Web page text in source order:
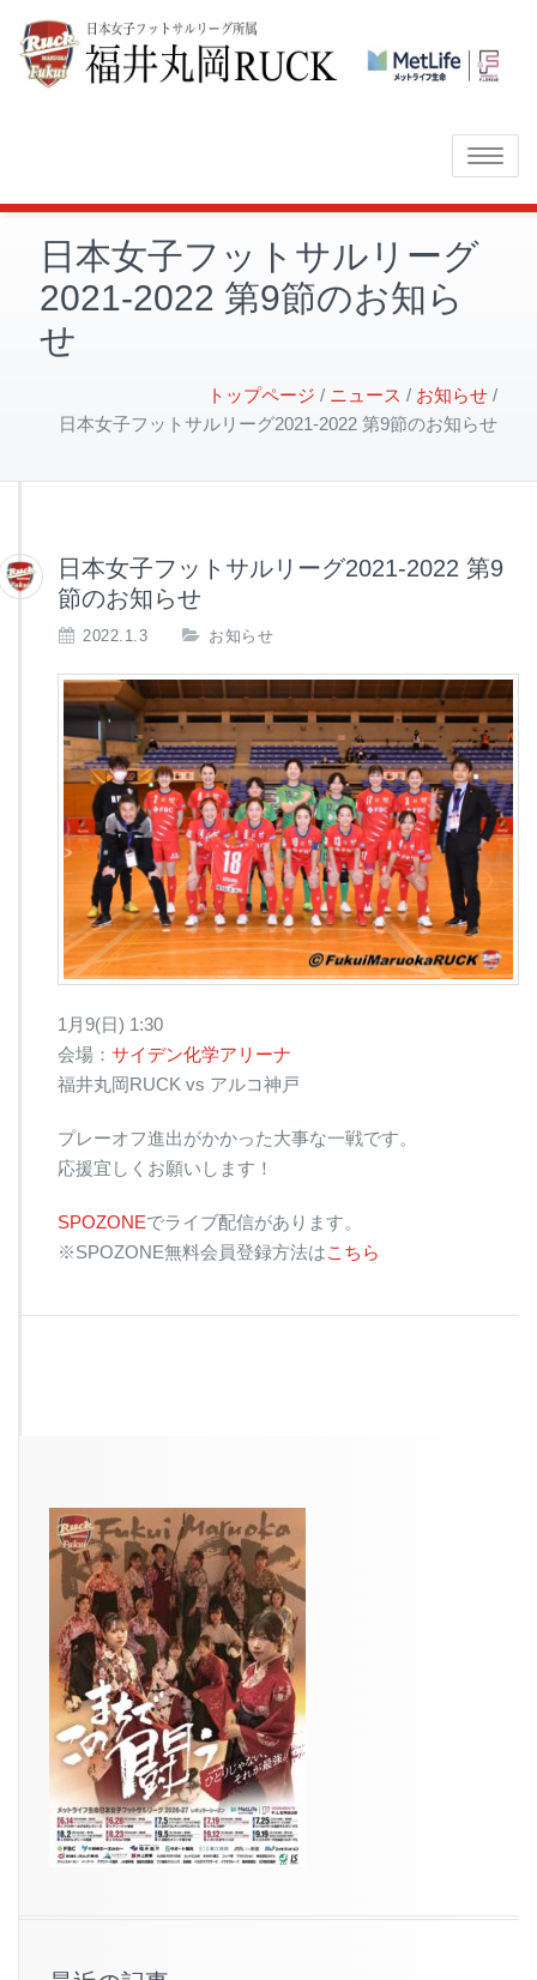
Toggle
日本女子フットサルリーグ
2021-2022 第9節のお知ら
せ
トップページ ニュース
お知らせ
日本女子フットサルリーグ2021-2022 第9節のお知らせ
日本女子フットサルリーグ2021-2022 第9
節のお知らせ
2022.1.3 お知らせ
1月9(日) 1:30
会場： サイデン化学アリーナ
福井丸岡RUCK vs アルコ神戸
プレーオフ進出がかかった大事な一戦です。
応援宜しくお願いします！
SPOZONEでライブ配信があります。
※SPOZONE無料会員登録方法はこちら